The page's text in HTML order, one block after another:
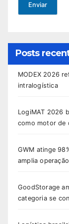
Enviar
Posts
MODEX 2026
intralogística
LogiMAT 2026
como motor de
GWM atinge
amplia
GoodStorage
categoria se